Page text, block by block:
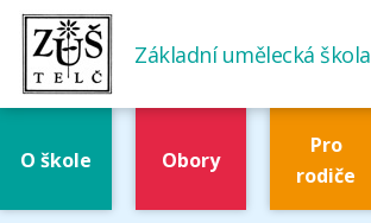
Základní umělecká škola
O škole Obory
Pro
rodiče